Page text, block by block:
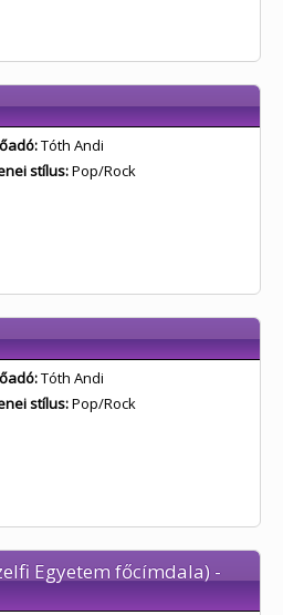
Tóth Andi
stílus:Pop/Rock
Tóth Andi
stílus:Pop/Rock
Egyetem főcímdala) -